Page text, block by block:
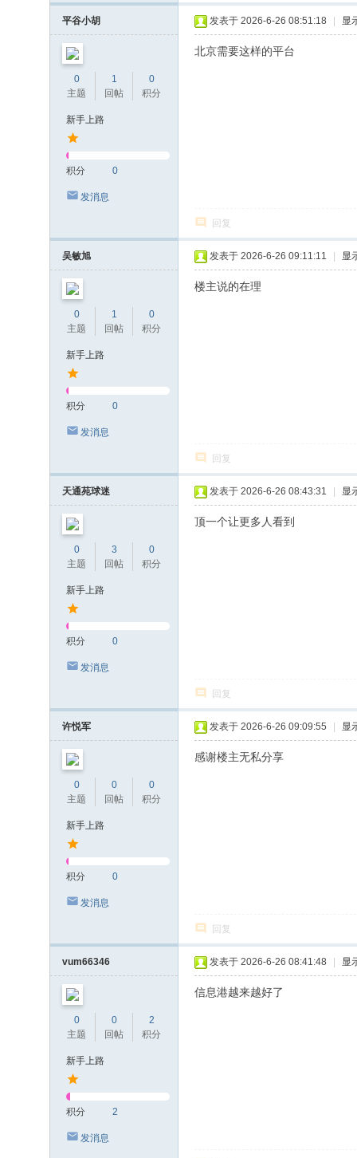
平谷小胡
0
主题
1
回帖
0
积分
新手上路
积分 0
发消息
发表于 2026-6-26 08:51:18 显
北京需要这样的平台
回复
吴敏旭
0
主题
1
回帖
0
积分
新手上路
积分 0
发消息
发表于 2026-6-26 09:11:11 显
楼主说的在理
回复
天通苑球迷
0
主题
3
回帖
0
积分
新手上路
积分 0
发消息
发表于 2026-6-26 08:43:31 显
顶一个让更多人看到
回复
许悦军
0
主题
0
回帖
0
积分
新手上路
积分 0
发消息
发表于 2026-6-26 09:09:55 显
感谢楼主无私分享
回复
vum66346
0
主题
0
回帖
2
积分
新手上路
积分 2
发消息
发表于 2026-6-26 08:41:48 显
信息港越来越好了